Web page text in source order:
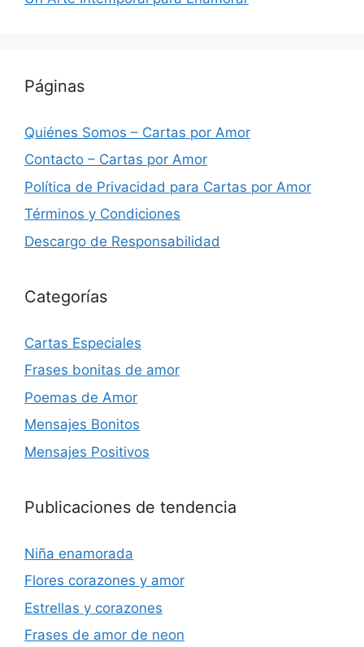
Páginas
Quiénes Somos – Cartas por Amor
Contacto – Cartas por Amor
Política de Privacidad para Cartas por Amor
Términos y Condiciones
Descargo de Responsabilidad
Categorías
Cartas Especiales
Frases bonitas de amor
Poemas de Amor
Mensajes Bonitos
Mensajes Positivos
Publicaciones de tendencia
Niña enamorada
Flores corazones y amor
Estrellas y corazones
Frases de amor de neon